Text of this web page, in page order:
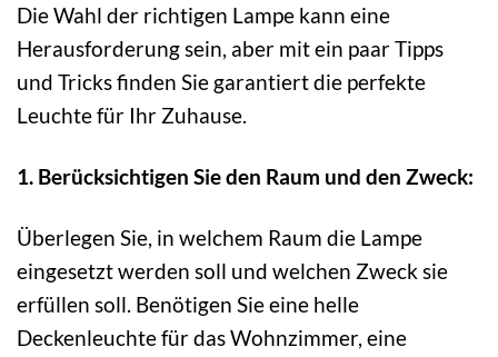
Die Wahl der richtigen Lampe kann eine
Herausforderung sein, aber mit ein paar Tipps
und Tricks finden Sie garantiert die perfekte
Leuchte für Ihr Zuhause.
1. Berücksichtigen Sie den Raum und den Zweck:
Überlegen Sie, in welchem Raum die Lampe
eingesetzt werden soll und welchen Zweck sie
erfüllen soll. Benötigen Sie eine helle
Deckenleuchte für das Wohnzimmer, eine